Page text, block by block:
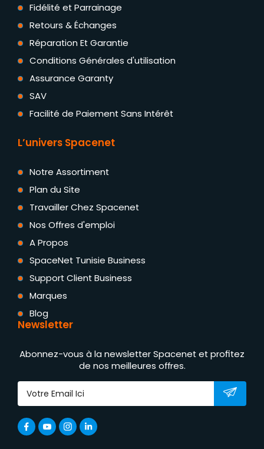
Fidélité et Parrainage
Retours & Échanges
Réparation Et Garantie
Conditions Générales d'utilisation
Assurance Garanty
SAV
Facilité de Paiement Sans Intérêt
L’univers Spacenet
Notre Assortiment
Plan du Site
Travailler Chez Spacenet
Nos Offres d'emploi
A Propos
SpaceNet Tunisie Business
Support Client Business
Marques
Blog
Newsletter
Abonnez-vous à la newsletter Spacenet et profitez
de nos meilleures offres.